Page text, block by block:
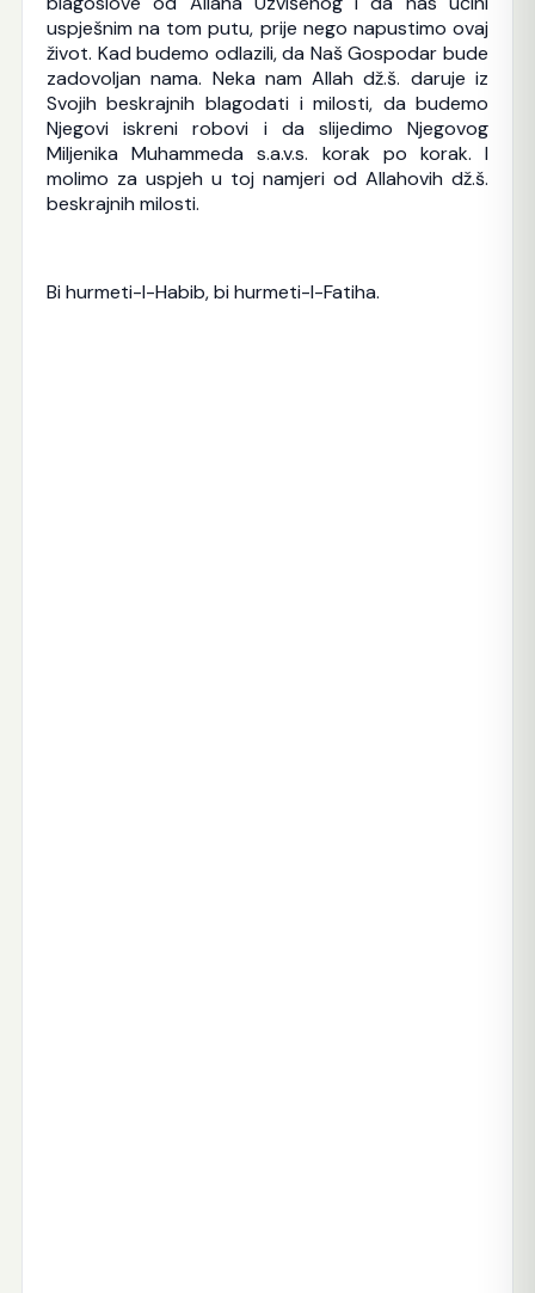
uspješnim na tom putu, prije nego napustimo ovaj
život. Kad budemo odlazili, da Naš Gospodar bude
zadovoljan nama. Neka nam Allah dž.š. daruje iz
Svojih beskrajnih blagodati i milosti, da budemo
Njegovi iskreni robovi i da slijedimo Njegovog
Miljenika Muhammeda s.a.v.s. korak po korak. I
molimo za uspjeh u toj namjeri od Allahovih dž.š.
beskrajnih milosti.
Bi hurmeti-l-Habib, bi hurmeti-l-Fatiha.